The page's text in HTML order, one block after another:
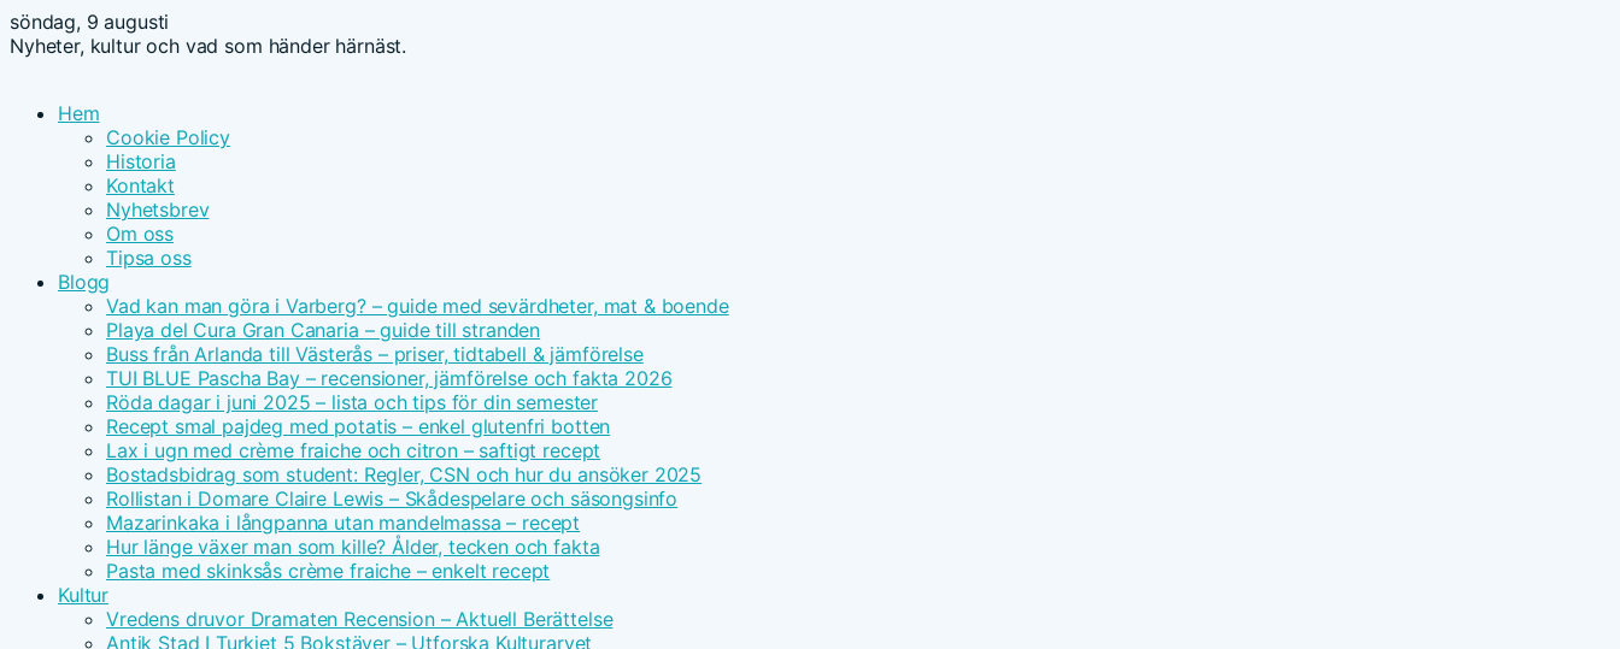
söndag, 9 augusti
Nyheter, kultur och vad som händer härnäst.
Hem
Cookie Policy
Historia
Kontakt
Nyhetsbrev
Om oss
Tipsa oss
Blogg
Vad kan man göra i Varberg? – guide med sevärdheter, mat & boende
Playa del Cura Gran Canaria – guide till stranden
Buss från Arlanda till Västerås – priser, tidtabell & jämförelse
TUI BLUE Pascha Bay – recensioner, jämförelse och fakta 2026
Röda dagar i juni 2025 – lista och tips för din semester
Recept smal pajdeg med potatis – enkel glutenfri botten
Lax i ugn med crème fraiche och citron – saftigt recept
Bostadsbidrag som student: Regler, CSN och hur du ansöker 2025
Rollistan i Domare Claire Lewis – Skådespelare och säsongsinfo
Mazarinkaka i långpanna utan mandelmassa – recept
Hur länge växer man som kille? Ålder, tecken och fakta
Pasta med skinksås crème fraiche – enkelt recept
Kultur
Vredens druvor Dramaten Recension – Aktuell Berättelse
Antik Stad I Turkiet 5 Bokstäver – Utforska Kulturarvet